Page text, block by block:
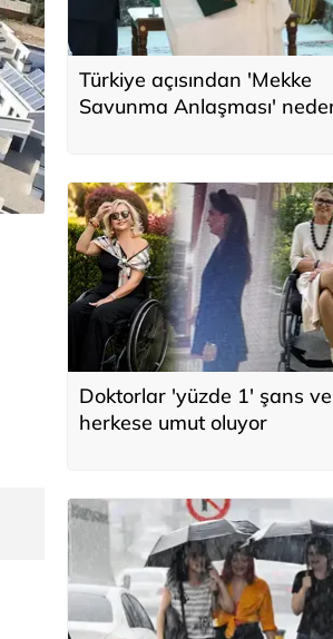
Türkiye açısından 'Mekke
Savunma Anlaşması'
Doktorlar 'yüzde 1' şans
herkese umut oluyor